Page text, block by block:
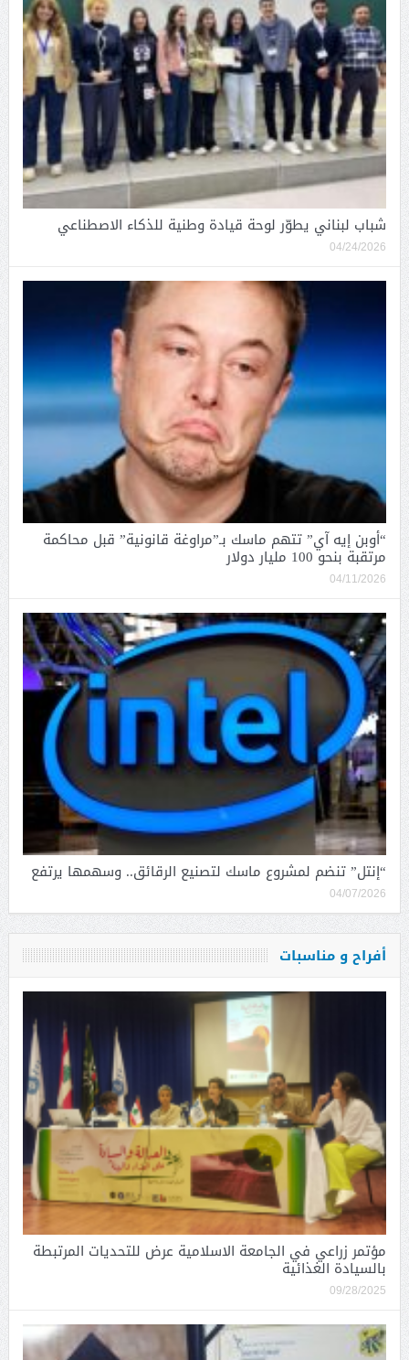
شباب لبناني يطوّر لوحة قيادة وطنية للذكاء الاصطناعي
04/24/2026
“أوبن إيه آي” تتهم ماسك بـ”مراوغة قانونية” قبل محاكمة
مرتقبة بنحو 100 مليار دولار
04/11/2026
“إنتل” تنضم لمشروع ماسك لتصنيع الرقائق.. وسهمها يرتفع
04/07/2026
أفراح و مناسبات
مؤتمر زراعي في الجامعة الاسلامية عرض للتحديات المرتبطة
بالسيادة الغذائية
09/28/2025